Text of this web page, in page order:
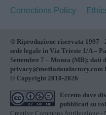
Corrections Policy
© Riproduzione riservata 1997 -
sede legale in Via Trieste 1/A –
Settembre 7 – Monza (MB); dati
privacy@mediadatafactory.com
© Copyright 2010-2026
Eccetto dove
pubblicati su
Creative Commons Attribuzione -